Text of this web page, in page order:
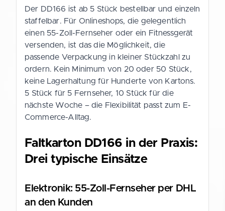
Der DD166 ist ab 5 Stück bestellbar und einzeln
staffelbar. Für Onlineshops, die gelegentlich
einen 55-Zoll-Fernseher oder ein Fitnessgerät
versenden, ist das die Möglichkeit, die
passende Verpackung in kleiner Stückzahl zu
ordern. Kein Minimum von 20 oder 50 Stück,
keine Lagerhaltung für Hunderte von Kartons.
5 Stück für 5 Fernseher, 10 Stück für die
nächste Woche – die Flexibilität passt zum E-
Commerce-Alltag.
Faltkarton DD166 in der Praxis:
Drei typische Einsätze
Elektronik: 55-Zoll-Fernseher per DHL
an den Kunden